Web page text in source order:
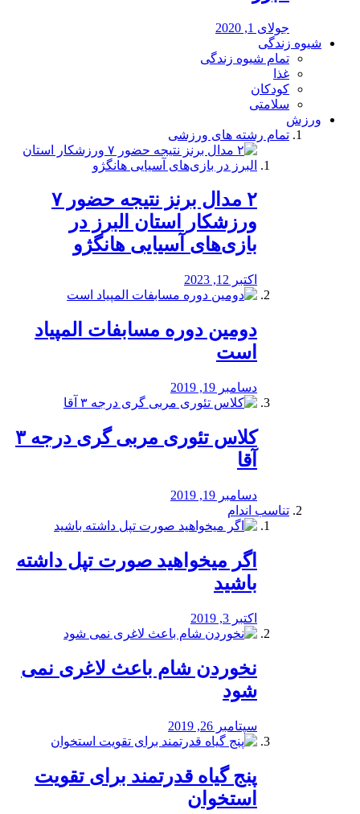
جولای 1, 2020
شیوه زندگی
تمام شیوه زندگی
غذا
کودکان
سلامتی
ورزش
تمام رشته های ورزشی
۲ مدال برنز نتیجه حضور ۷
ورزشکار استان البرز در
بازی‌های آسیایی هانگژو
اکتبر 12, 2023
دومین دوره مسابفات المپیاد
است
دسامبر 19, 2019
کلاس تئوری مربی گری درجه ۳
آقا
دسامبر 19, 2019
تناسب اندام
اگر میخواهید صورت تپل داشته
باشید
اکتبر 3, 2019
نخوردن شام باعث لاغری نمی
‌شود
سپتامبر 26, 2019
پنج گیاه قدرتمند برای تقویت
استخوان